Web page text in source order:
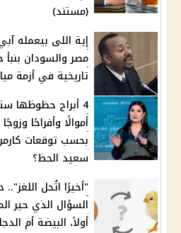
(مستند)
إية اللى بيعمله
مصر والسودان
تاريخية في أزمة
4 أبراج حظوظها
أموالًا وأفراحًا
بحسب توقعات
سعيد الحظ؟
"أخيرًا اتُحل
السؤال الذي حير
أولاً، البيضة أم